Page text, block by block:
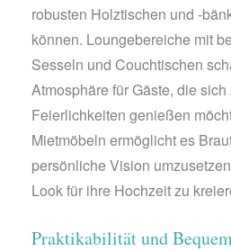
robusten Holztischen und -
können. Loungebereiche mit
Sesseln und Couchtischen
Atmosphäre für Gäste, die
Feierlichkeiten genießen
Mietmöbeln ermöglicht es
persönliche Vision
Look für ihre Hochzeit zu
Praktikabilität und